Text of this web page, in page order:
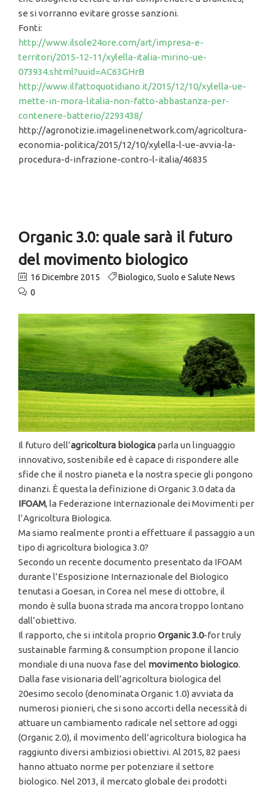
se si vorranno evitare grosse sanzioni.
Fonti:
http://www.ilsole24ore.com/art/impresa-e-
territori/2015-12-11/xylella-italia-mirino-ue-
073934.shtml?uuid=AC63GHrB
http://www.ilfattoquotidiano.it/2015/12/10/xylella-ue-
mette-in-mora-litalia-non-fatto-abbastanza-per-
contenere-batterio/2293438/
http://agronotizie.imagelinenetwork.com/agricoltura-
economia-politica/2015/12/10/xylella-l-ue-avvia-la-
procedura-d-infrazione-contro-l-italia/46835
Organic 3.0: quale sarà il futuro
del movimento biologico
16 Dicembre 2015 Biologico, Suolo e Salute News
0
Il futuro dell’agricoltura biologica parla un linguaggio
innovativo, sostenibile ed è capace di rispondere alle
sfide che il nostro pianeta e la nostra specie gli pongono
dinanzi. È questa la definizione di Organic 3.0 data da
IFOAM, la Federazione Internazionale dei Movimenti per
l’Agricoltura Biologica.
Ma siamo realmente pronti a effettuare il passaggio a un
tipo di agricoltura biologica 3.0?
Secondo un recente documento presentato da IFOAM
durante l’Esposizione Internazionale del Biologico
tenutasi a Goesan, in Corea nel mese di ottobre, il
mondo è sulla buona strada ma ancora troppo lontano
dall’obiettivo.
Il rapporto, che si intitola proprio Organic 3.0-for truly
sustainable farming & consumption propone il lancio
mondiale di una nuova fase del movimento biologico.
Dalla fase visionaria dell’agricoltura biologica del
20esimo secolo (denominata Organic 1.0) avviata da
numerosi pionieri, che si sono accorti della necessità di
attuare un cambiamento radicale nel settore ad oggi
(Organic 2.0), il movimento dell’agricoltura biologica ha
raggiunto diversi ambiziosi obiettivi. Al 2015, 82 paesi
hanno attuato norme per potenziare il settore
biologico. Nel 2013, il mercato globale dei prodotti